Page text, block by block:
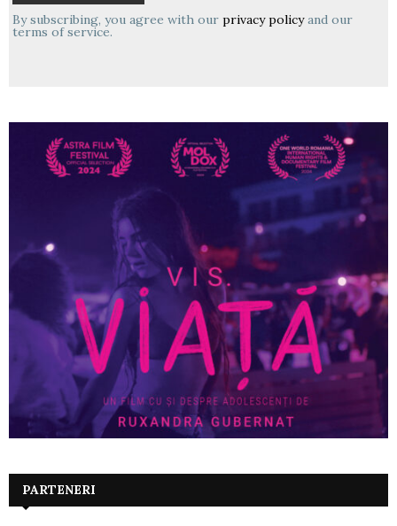
By subscribing, you agree with our privacy policyand our
terms of service.
PARTENERI